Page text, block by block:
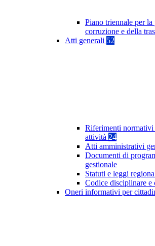
Piano triennale per
corruzione e della
Atti generali 52
Riferimenti normativi
attività 24
Atti amministrativi
Documenti di
gestionale
Statuti e leggi
Codice disciplinare e
Oneri informativi per